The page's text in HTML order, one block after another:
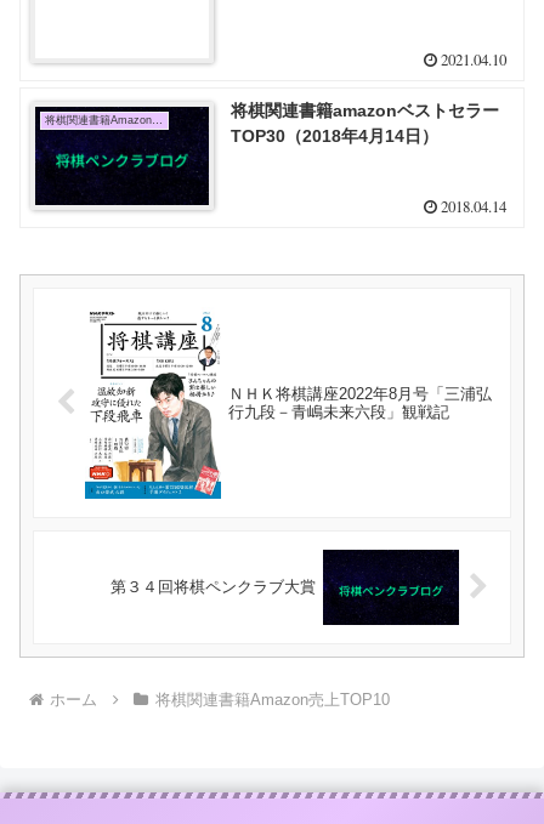
2021.04.10
将棋関連書籍amazonベストセラー
TOP30（2018年4月14日）
2018.04.14
ＮＨＫ将棋講座2022年8月号「三浦弘
行九段－青嶋未来六段」観戦記
第３４回将棋ペンクラブ大賞
ホーム 将棋関連書籍Amazon売上TOP10